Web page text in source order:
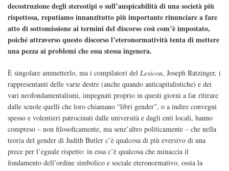
decostruzione degli stereotipi o sull’auspicabilità di una società più
rispettosa, reputiamo innanzitutto più importante rinunciare a fare
atto di sottomissione ai termini del discorso così com’è impostato,
poiché attraverso questo discorso l’eteronormatività tenta di mettere
una pezza ai problemi che essa stessa ingenera.
È singolare ammetterlo, ma i compilatori del Lexicon, Joseph Ratzinger, i
rappresentanti delle varie destre (anche quando anticapitalistiche) e dei
vari neofondamentalismi, impegnati proprio in questi giorni a far ritirare
dalle scuole quelli che loro chiamano “libri gender”, o a indire convegni
spesso e volentieri patrocinati dalle università e dagli enti locali, hanno
compreso – non filosoficamente, ma senz’altro politicamente – che nella
teoria del gender di Judith Butler c’è qualcosa di più eversivo di una
prece per l’eguale rispetto: in essa c’è qualcosa che minaccia il
fondamento dell’ordine simbolico e sociale eteronormativo, ossia la